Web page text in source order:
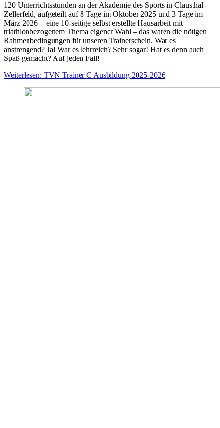
120 Unterrichtsstunden an der Akademie des Sports in Clausthal-
Zellerfeld, aufgeteilt auf 8 Tage im Oktober 2025 und 3 Tage im
März 2026 + eine 10-seitige selbst erstellte Hausarbeit mit
triathlonbezogenem Thema eigener Wahl – das waren die nötigen
Rahmenbedingungen für unseren Trainerschein. War es
anstrengend? Ja! War es lehrreich? Sehr sogar! Hat es denn auch
Spaß gemacht? Auf jeden Fall!
Weiterlesen: TVN Trainer C Ausbildung 2025-2026